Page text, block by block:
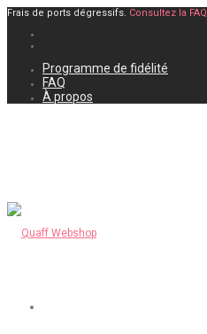
Frais de ports dégressifs. Consultez la FAQ
Programme de fidélité
FAQ
À propos